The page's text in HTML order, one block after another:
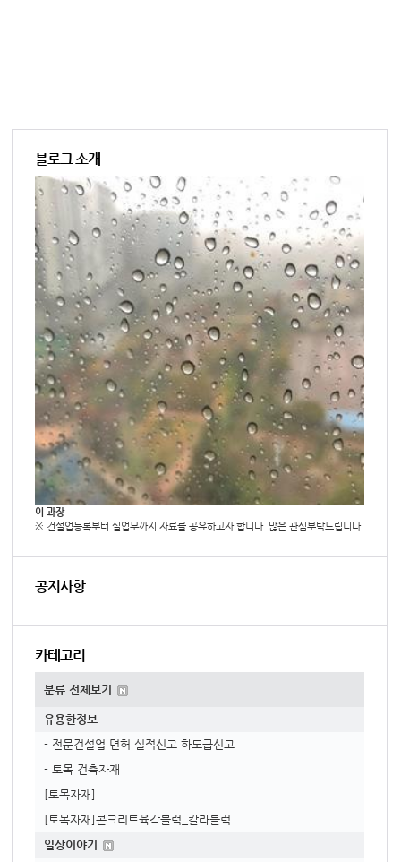
블로그 소개
이 과장
※ 건설업등록부터 실업무까지 자료를 공유하고자 합니다. 많은 관심부탁드립니다.
공지사항
카테고리
분류 전체보기
유용한정보
- 전문건설업 면허 실적신고 하도급신고
- 토목 건축자재
[토목자재]
[토목자재]콘크리트육각블럭_칼라블럭
일상이야기